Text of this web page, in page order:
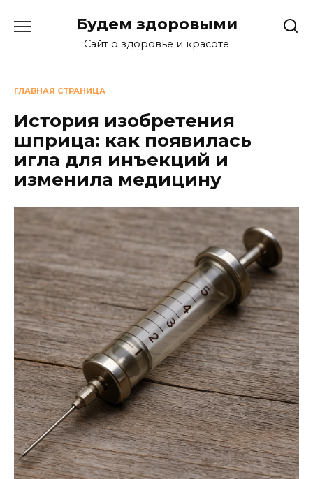
Будем здоровыми
Сайт о здоровье и красоте
ГЛАВНАЯ СТРАНИЦА
История изобретения
шприца: как появилась
игла для инъекций и
изменила медицину